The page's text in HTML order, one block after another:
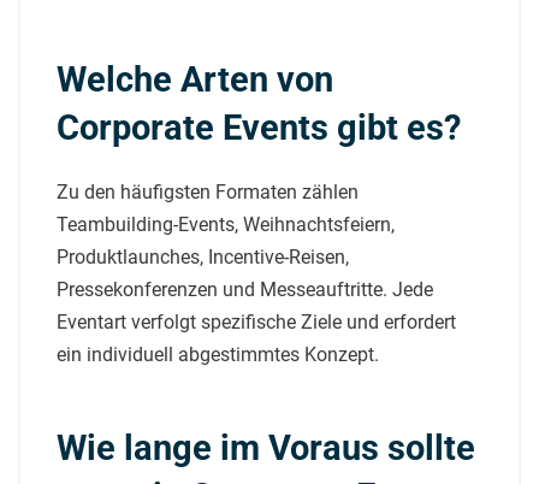
Welche Arten von
Corporate Events gibt es?
Zu den häufigsten Formaten zählen
Teambuilding-Events, Weihnachtsfeiern,
Produktlaunches, Incentive-Reisen,
Pressekonferenzen und Messeauftritte. Jede
Eventart verfolgt spezifische Ziele und erfordert
ein individuell abgestimmtes Konzept.
Wie lange im Voraus sollte